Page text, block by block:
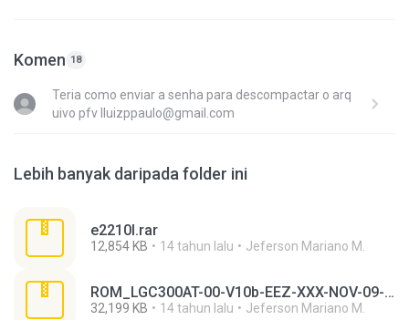
Komen 18
Teria como enviar a senha para descompactar o arq
uivo pfv lluizppaulo@gmail.com
Lebih banyak daripada folder ini
e2210l.rar
12,854 KB 14 tahun lalu Jeferson Mariano M.
ROM_LGC300AT-00-V10b-EEZ-XXX-NOV-09-2010+0.rar
32,199 KB 14 tahun lalu Jeferson Mariano M.